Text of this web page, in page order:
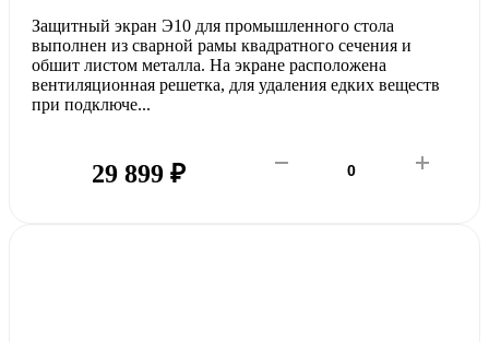
Защитный экран Э10 для промышленного стола
выполнен из сварной рамы квадратного сечения и
обшит листом металла. На экране расположена
вентиляционная решетка, для удаления едких веществ
при подключе...
29 899 ₽